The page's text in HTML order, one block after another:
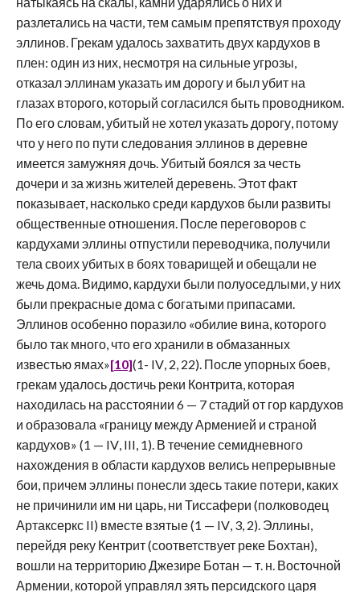
разлетались на части, тем самым препятствуя проходу
эллинов. Грекам удалось захватить двух кардухов в
плен: один из них, несмотря на сильные угрозы,
отказал эллинам указать им дорогу и был убит на
глазах второго, который согласился быть проводником.
По его словам, убитый не хотел указать дорогу, потому
что у него по пути следования эллинов в деревне
имеется замужняя дочь. Убитый боялся за честь
дочери и за жизнь жителей деревень. Этот факт
показывает, насколько среди кардухов были развиты
общественные отношения. После переговоров с
кардухами эллины отпустили переводчика, получили
тела своих убитых в боях товарищей и обещали не
жечь дома. Видимо, кардухи были полуоседлыми, у них
были прекрасные дома с богатыми припасами.
Эллинов особенно поразило «обилие вина, которого
было так много, что его хранили в обмазанных
известью ямах»[10](1- IV, 2, 22). После упорных боев,
грекам удалось достичь реки Контрита, которая
находилась на расстоянии 6 — 7 стадий от гор кардухов
и образовала «границу между Арменией и страной
кардухов» (1 — IV, III, 1). В течение семидневного
нахождения в области кардухов велись непрерывные
бои, причем эллины понесли здесь такие потери, каких
не причинили им ни царь, ни Тиссафери (полководец
Артаксеркс II) вместе взятые (1 — IV, 3, 2). Эллины,
перейдя реку Кентрит (соответствует реке Бохтан),
вошли на территорию Джезире Ботан — т. н. Восточной
Армении, которой управлял зять персидского царя